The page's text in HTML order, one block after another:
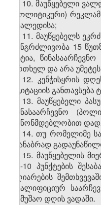
10. მაუწყებელი
(პოლიტიკური)
შუალედისა;
11. მაუწყებელს
ხანგრძლივობა 15
მეტია,
ერთხელ და არა
12. კენჭისყრის
აგიტაციის
13. მაუწყებელი
წინასაარჩევნო
კანონმდებლობით
14. თუ რომელიმე
თანაბრად
15. მაუწყებელის
მე-10 პუნქტების
აღიარების
კვალიფიციურ
სამუშაო დღის ვადაში.